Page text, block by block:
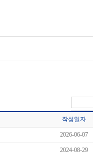
작성일자
2026-06-07
2024-08-29